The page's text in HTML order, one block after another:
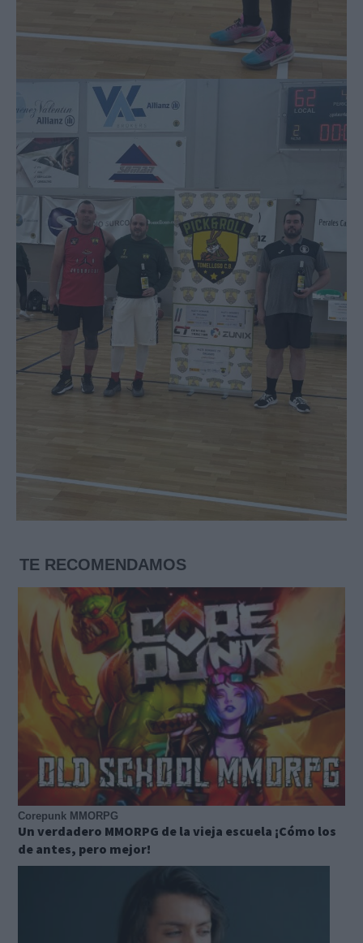
TE RECOMENDAMOS
Corepunk MMORPG
Un verdadero MMORPG de la vieja escuela ¡Cómo los
de antes, pero mejor!